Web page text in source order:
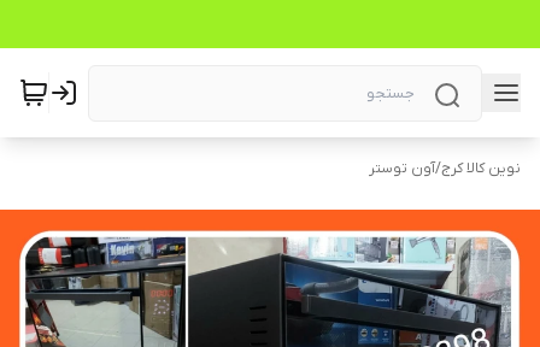
نوین کالا کرج/آون توستر